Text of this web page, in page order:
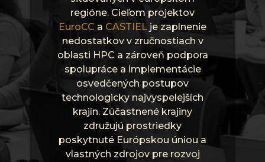
regióne. Cieľom projektov
EuroCC a CASTIEL je zaplnenie
nedostatkov v zručnostiach v
oblasti HPC a zároveň podpora
spolupráce a implementácie
osvedčených postupov
technologicky najvyspelejších
krajín. Zúčastnené krajiny
združujú prostriedky
poskytnuté Európskou úniou a
vlastných zdrojov pre rozvoj